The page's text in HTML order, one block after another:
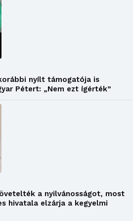
nyílt támogatója is
Pétert: „Nem ezt ígérték”
a nyilvánosságot, most
hivatala elzárja a kegyelmi